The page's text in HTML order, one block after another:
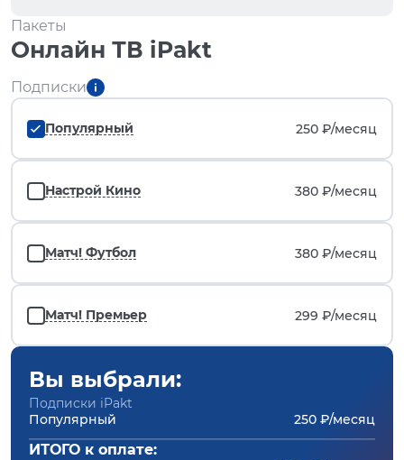
Пакеты
Онлайн ТВ iPakt
Подписки
Популярный 250 ₽/месяц
Настрой Кино 380 ₽/месяц
Матч! Футбол 380 ₽/месяц
Матч! Премьер 299 ₽/месяц
Вы выбрали:
Подписки iPakt
Популярный
250 ₽/месяц
ИТОГО к оплате: